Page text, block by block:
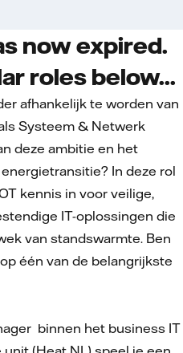
now expired.
roles below...
afhankelijk te worden van
Systeem & Netwerk
deze ambitie en het
In deze rol
kennis in voor veilige,
IT-oplossingen die
van standswarmte. Ben
één van de belangrijkste
binnen het business IT